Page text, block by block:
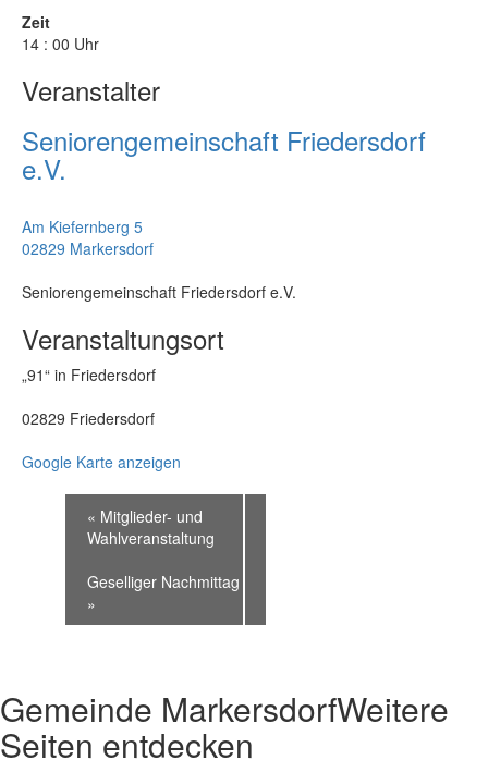
Zeit
14 : 00 Uhr
Veranstalter
Seniorengemeinschaft Friedersdorf
e.V.
Am Kiefernberg 5
02829 Markersdorf
Seniorengemeinschaft Friedersdorf e.V.
Veranstaltungsort
„91“ in Friedersdorf
02829 Friedersdorf
Google Karte anzeigen
« Mitglieder- und
Wahlveranstaltung
Geselliger Nachmittag
»
Gemeinde MarkersdorfWeitere
Seiten entdecken